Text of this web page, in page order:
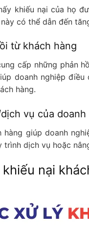
khiếu nại của họ
có thể dẫn đến
từ khách hàng
cấp những phản
doanh nghiệp
hàng.
vụ của
hàng giúp doanh
trình dịch vụ hoặc
nại